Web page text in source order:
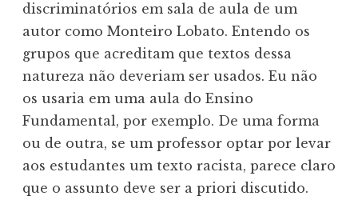
discriminatórios em sala de aula de um
autor como Monteiro Lobato. Entendo os
grupos que acreditam que textos dessa
natureza não deveriam ser usados. Eu não
os usaria em uma aula do Ensino
Fundamental, por exemplo. De uma forma
ou de outra, se um professor optar por levar
aos estudantes um texto racista, parece claro
que o assunto deve ser a priori discutido.